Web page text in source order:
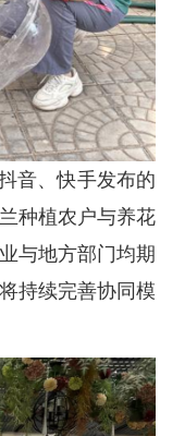
音、快手发布的
种植农户与养花
与地方部门均期
持续完善协同模